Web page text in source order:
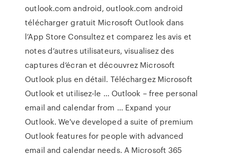
outlook.com android, outlook.com android
télécharger gratuit ‎Microsoft Outlook dans
l’App Store ‎Consultez et comparez les avis et
notes d’autres utilisateurs, visualisez des
captures d’écran et découvrez Microsoft
Outlook plus en détail. Téléchargez Microsoft
Outlook et utilisez-le … Outlook – free personal
email and calendar from … Expand your
Outlook. We've developed a suite of premium
Outlook features for people with advanced
email and calendar needs. A Microsoft 365